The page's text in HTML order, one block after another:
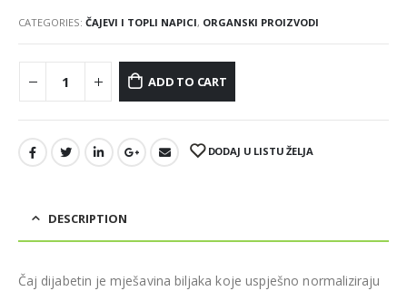
CATEGORIES: ČAJEVI I TOPLI NAPICI, ORGANSKI PROIZVODI
ADD TO CART
DODAJ U LISTU ŽELJA
DESCRIPTION
Čaj dijabetin je mješavina biljaka koje uspješno normaliziraju